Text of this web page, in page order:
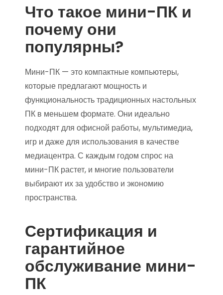
Что такое мини-ПК и
почему они
популярны?
Мини-ПК — это компактные компьютеры,
которые предлагают мощность и
функциональность традиционных настольных
ПК в меньшем формате. Они идеально
подходят для офисной работы, мультимедиа,
игр и даже для использования в качестве
медиацентра. С каждым годом спрос на
мини-ПК растет, и многие пользователи
выбирают их за удобство и экономию
пространства.
Сертификация и
гарантийное
обслуживание мини-
ПК